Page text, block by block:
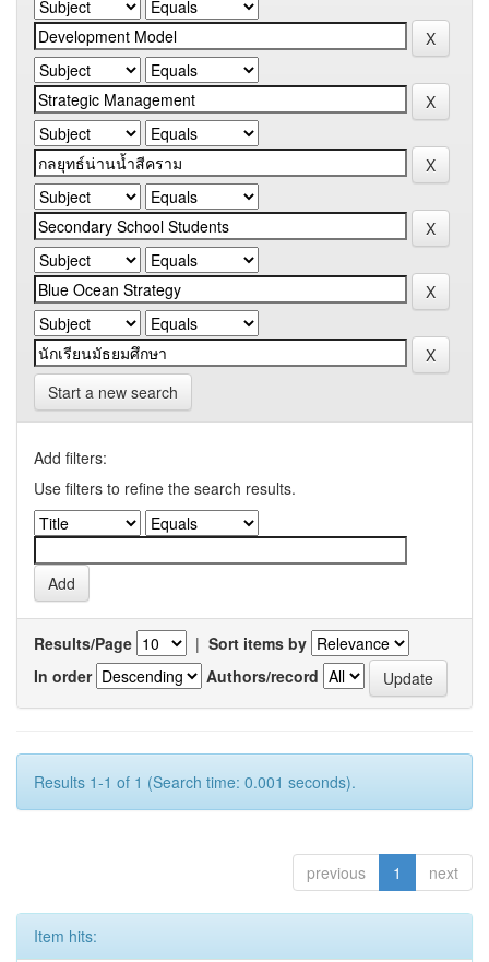
Start a new search
Add filters:
Use filters to refine the search results.
Results/Page | Sort items by
In order
Authors/record
Results 1-1 of 1 (Search time: 0.001 seconds).
previous 1 next
Item hits: